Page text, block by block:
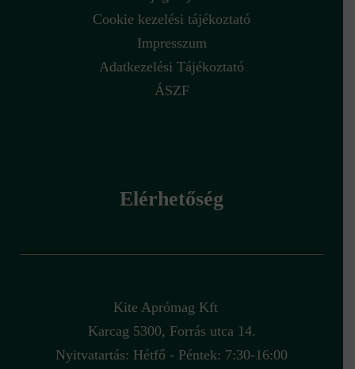
Cookie kezelési tájékoztató
Impresszum
Adatkezelési Tájékoztató
ÁSZF
Elérhetőség
Kite Aprómag Kft
Karcag 5300, Forrás utca 14.
Nyitvatartás: Hétfő - Péntek: 7:30-16:00